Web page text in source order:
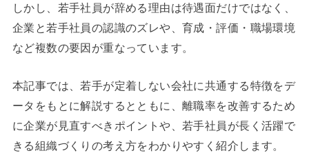
しかし、若手社員が辞める理由は待遇面だけではなく、
企業と若手社員の認識のズレや、育成・評価・職場環境
など複数の要因が重なっています。
本記事では、若手が定着しない会社に共通する特徴をデ
ータをもとに解説するとともに、離職率を改善するため
に企業が見直すべきポイントや、若手社員が長く活躍で
きる組織づくりの考え方をわかりやすく紹介します。